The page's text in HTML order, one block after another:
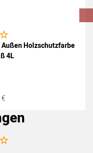
abgegeben
Holzschutzfarbe
4L
€
abgegeben